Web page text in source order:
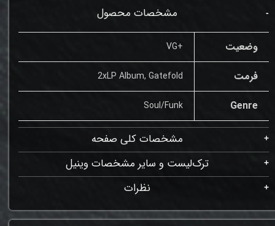
مشخصات محصول
وضعیت +VG
فرمت 2xLP Album, Gatefold
Genre
Soul/Funk
مشخصات کلی صفحه
ترک‌لیست و سایر مشخصات وینیل
نظرات